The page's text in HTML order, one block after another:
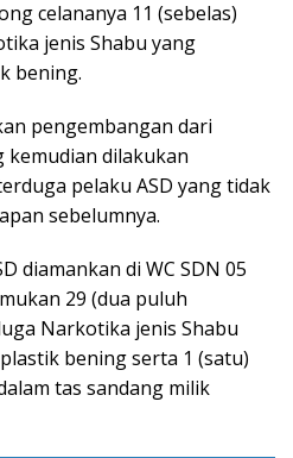
celananya 11 (sebelas)
jenis Shabu yang
bening.
pengembangan dari
kemudian dilakukan
pelaku ASD yang tidak
sebelumnya.
diamankan di WC SDN 05
29 (dua puluh
Narkotika jenis Shabu
bening serta 1 (satu)
tas sandang milik